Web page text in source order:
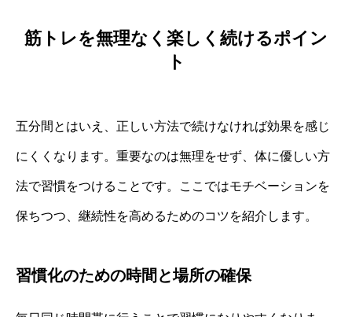
筋トレを無理なく楽しく続けるポイン
ト
五分間とはいえ、正しい方法で続けなければ効果を感じ
にくくなります。重要なのは無理をせず、体に優しい方
法で習慣をつけることです。ここではモチベーションを
保ちつつ、継続性を高めるためのコツを紹介します。
習慣化のための時間と場所の確保